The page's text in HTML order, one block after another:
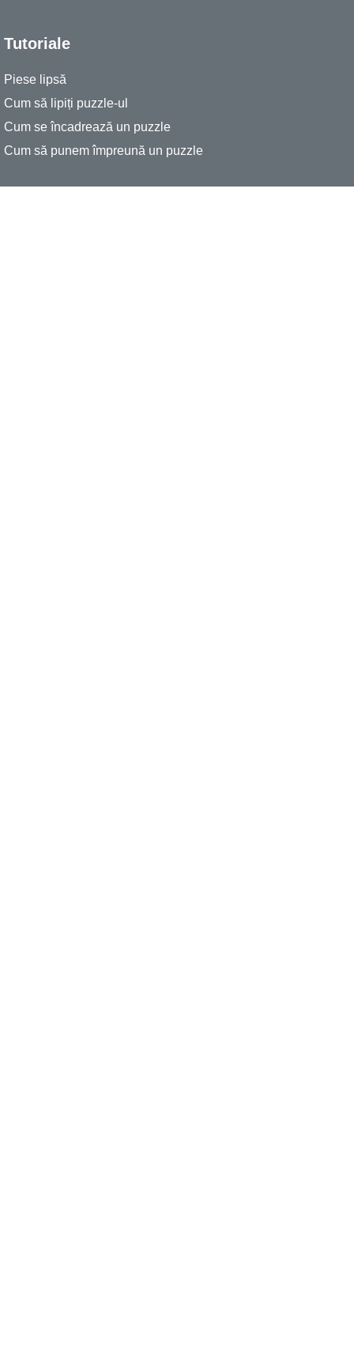
Tutoriale
Piese lipsă
Cum să lipiți puzzle-ul
Cum se încadrează un puzzle
Cum să punem împreună un puzzle